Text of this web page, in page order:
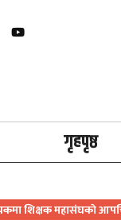
गृहपृष्ठ
शिक्षक महासंघकाे